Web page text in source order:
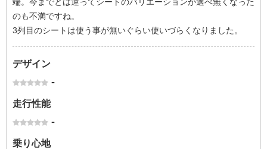
のも不満ですね。
3列目のシートは使う事が無いぐらい使いづらくなりました。
デザイン
-
走行性能
-
乗り心地